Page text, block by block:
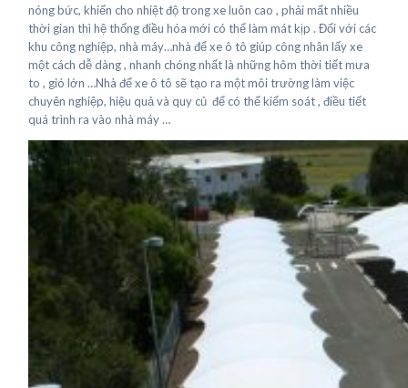
nóng bức, khiến cho nhiệt độ trong xe luôn cao , phải mất nhiều
thời gian thì hệ thống điều hóa mới có thể làm mát kịp . Đối với các
khu công nghiệp, nhà máy…nhà để xe ô tô giúp công nhân lấy xe
một cách dễ dàng , nhanh chóng nhất là những hôm thời tiết mưa
to , gió lớn …Nhà để xe ô tô sẽ tạo ra một môi trường làm việc
chuyên nghiệp, hiệu quả và quy củ để có thể kiểm soát , điều tiết
quá trình ra vào nhà máy …